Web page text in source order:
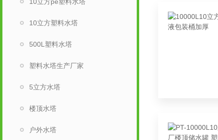
10立方塑料水塔
500L塑料水塔
塑料水塔生产厂家
5立方水塔
楼顶水塔
户外水塔